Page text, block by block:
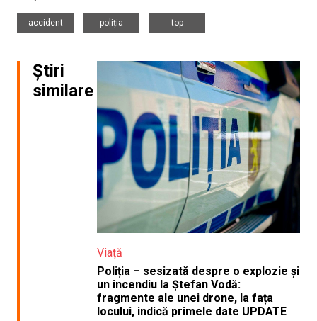
accident
poliția
top
Știri
similare
Viață
Poliția – sesizată despre o explozie și
un incendiu la Ștefan Vodă:
fragmente ale unei drone, la fața
locului, indică primele date UPDATE